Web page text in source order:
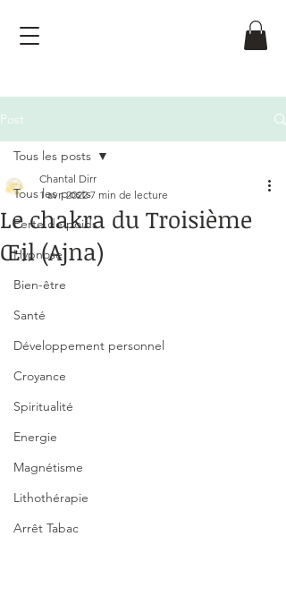
Post
Tous les posts
Perte de poids
Hypnose
Bien-être
Santé
Développement personnel
Croyance
Spiritualité
Energie
Magnétisme
Lithothérapie
Arrêt Tabac
Tous les posts
Le chakra du Troisième
Œil (Ajna)
Chantal Dirr
1 avr. 2022 7 min de lecture